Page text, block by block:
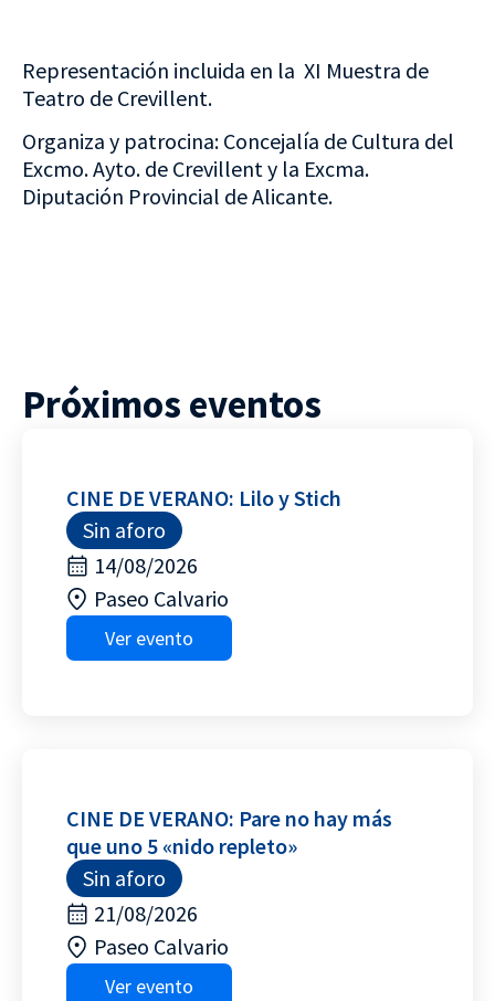
Representación incluida en la XI Muestra de
Teatro de Crevillent.
Organiza y patrocina: Concejalía de Cultura del
Excmo. Ayto. de Crevillent y la Excma.
Diputación Provincial de Alicante.
Próximos eventos
CINE DE VERANO: Lilo y Stich
Sin aforo
14/08/2026
Paseo Calvario
Ver evento
CINE DE VERANO: Pare no hay más
que uno 5 «nido repleto»
Sin aforo
21/08/2026
Paseo Calvario
Ver evento